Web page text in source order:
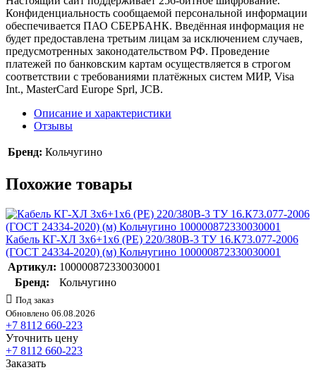
Конфиденциальность сообщаемой персональной информации
обеспечивается ПАО СБЕРБАНК. Введённая информация не
будет предоставлена третьим лицам за исключением случаев,
предусмотренных законодательством РФ. Проведение
платежей по банковским картам осуществляется в строгом
соответствии с требованиями платёжных систем МИР, Visa
Int., MasterCard Europe Sprl, JCB.
Описание и характеристики
Отзывы
Бренд: Кольчугино
Похожие товары
Кабель КГ-ХЛ 3х6+1х6 (PE) 220/380В-3 ТУ 16.К73.077-2006
(ГОСТ 24334-2020) (м) Кольчугино 100000872330030001
Артикул: 100000872330030001
Бренд:
Кольчугино
Под заказ
Обновлено 06.08.2026
+7 8112 660-223
Уточнить цену
+7 8112 660-223
Заказать